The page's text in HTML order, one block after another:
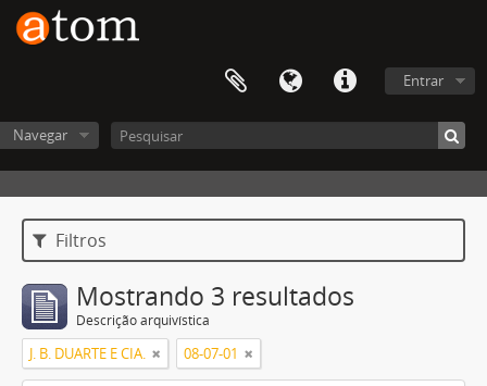
Entrar
Navegar
Filtros
Mostrando 3 resultados
Descrição arquivística
J. B. DUARTE E CIA. 08-07-01